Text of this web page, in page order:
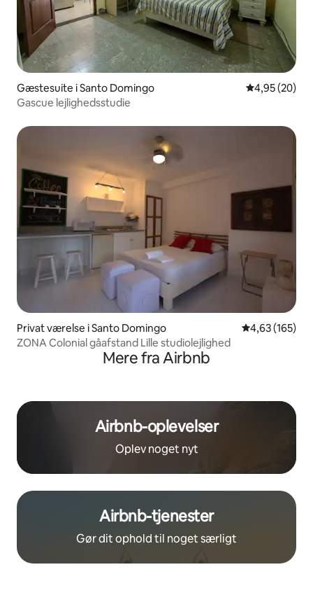
Gæstesuite i Santo Domingo 4,95 ud af 5 i
4,95 (20)
Gascue lejlighedsstudie
Privat værelse i Santo Domingo 4,63 ud af 5 i
4,63 (165)
ZONA Colonial gåafstand Lille studiolejlighed
Mere fra Airbnb
Airbnb-oplevelser
Oplev noget nyt
Airbnb-tjenester
Gør dit ophold til noget særligt